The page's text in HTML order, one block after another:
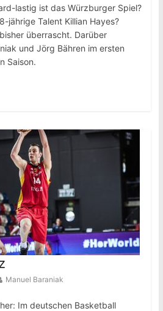
lastig ist das Würzburger Spiel?
jährige Talent Killian Hayes?
überrascht. Darüber
und Jörg Bähren im ersten
Saison.
Manuel Baraniak
Im deutschen Basketball